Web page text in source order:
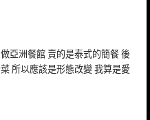
亞洲餐館 賣的是泰式的簡餐 後
所以應該是形態改變 我算是愛